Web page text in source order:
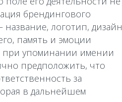
брендингового
логотип, дизайн
память и эмоции
при упоминании имении
предположить, что
за
в дальнейшем